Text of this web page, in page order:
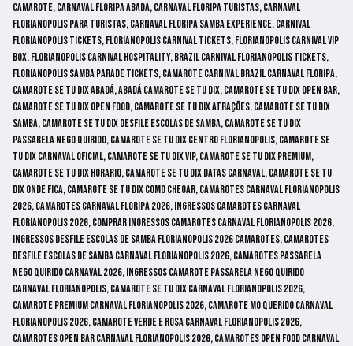
camarote, carnaval floripa abadá, carnaval floripa turistas, carnaval
florianopolis para turistas, carnaval floripa samba experience, carnival
florianopolis tickets, florianopolis carnival tickets, florianopolis carnival vip
box, florianopolis carnival hospitality, brazil carnival florianopolis tickets,
florianopolis samba parade tickets, camarote carnival brazil carnaval floripa,
camarote se tu dix abadá, abadá camarote se tu dix, camarote se tu dix open bar,
camarote se tu dix open food, camarote se tu dix atrações, camarote se tu dix
samba, camarote se tu dix desfile escolas de samba, camarote se tu dix
passarela nego quirido, camarote se tu dix centro florianopolis, camarote se
tu dix carnaval oficial, camarote se tu dix vip, camarote se tu dix premium,
camarote se tu dix horario, camarote se tu dix datas carnaval, camarote se tu
dix onde fica, camarote se tu dix como chegar, camarotes carnaval florianopolis
2026, camarotes carnaval floripa 2026, ingressos camarotes carnaval
florianopolis 2026, comprar ingressos camarotes carnaval florianopolis 2026,
ingressos desfile escolas de samba florianopolis 2026 camarotes, camarotes
desfile escolas de samba carnaval florianopolis 2026, camarotes passarela
nego quirido carnaval 2026, ingressos camarote passarela nego quirido
carnaval florianopolis, camarote se tu dix carnaval florianopolis 2026,
camarote premium carnaval florianopolis 2026, camarote mo querido carnaval
florianopolis 2026, camarote verde e rosa carnaval florianopolis 2026,
camarotes open bar carnaval florianopolis 2026, camarotes open food carnaval